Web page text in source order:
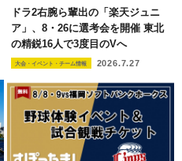
ドラ2右腕ら輩出の「楽天ジュニ
ア」、8・26に選考会を開催 東北
の精鋭16人で3度目のVへ
大会・イベント・チーム情報 2026.7.27